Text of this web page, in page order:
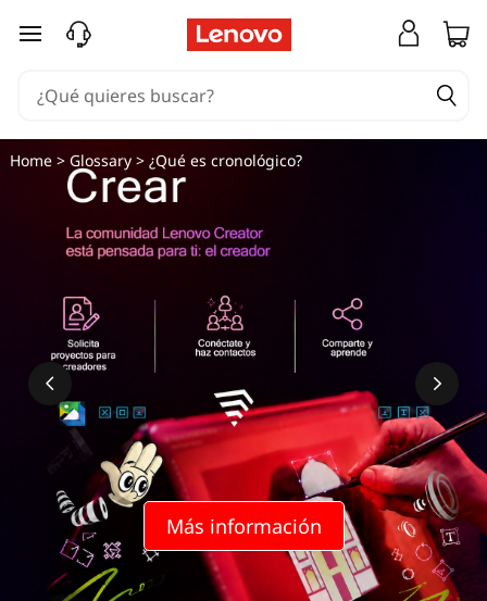
é
Ir al contenido principal
Más información
Home> Glossary> ¿Qué es cronológico?